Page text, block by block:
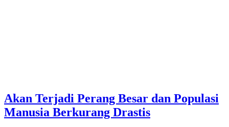
Akan Terjadi Perang Besar dan Populasi
Manusia Berkurang Drastis